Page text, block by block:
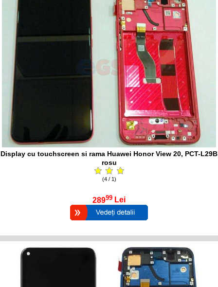
Display cu touchscreen si rama Huawei Honor View 20, PCT-L29B
rosu
(4 / 1)
28999 Lei